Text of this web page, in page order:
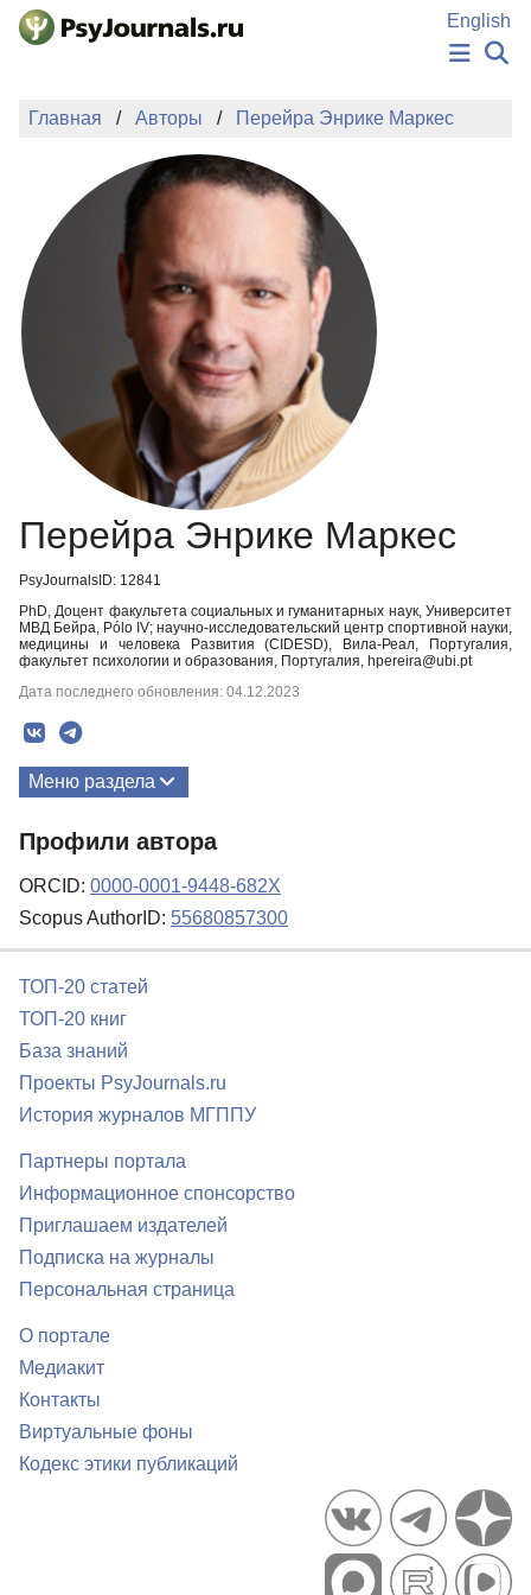
Перейти к основному содержанию
English
НОВОСТИ
АВТОРЫ
ПОДАТЬ РУКОПИСЬ
БАЗА ЗНАНИЙ
КЛЮЧЕВЫЕ СЛОВА
Регистрация
Главная Авторы Перейра Энрике Маркес
Перейра Энрике Маркес
PsyJournalsID: 12841
PhD, Доцент факультета социальных и гуманитарных наук, Университет
МВД Бейра, Pólo IV; научно-исследовательский центр спортивной науки,
медицины и человека Развития (CIDESD), Вила-Реал, Португалия,
факультет психологии и образования, Португалия, hpereira@ubi.pt
Дата последнего обновления: 04.12.2023
Меню раздела
Публикации
Профили автора
ORCID: 0000-0001-9448-682X
Scopus AuthorID: 55680857300
ТОП-20 статей
ТОП-20 книг
База знаний
Проекты PsyJournals.ru
История журналов МГППУ
Партнеры портала
Информационное спонсорство
Приглашаем издателей
Подписка на журналы
Персональная страница
О портале
Медиакит
Контакты
Виртуальные фоны
Кодекс этики публикаций